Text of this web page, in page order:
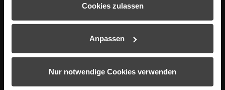
Trigger Symbol ändern oder widerrufen
Informationen über Ihre geografische Lage erfassen,
welche bis auf einige Meter genau sein können
Ihr Gerät durch aktives Scannen nach bestimmten
Cookies zulassen
Anpassen
Nur notwendige Cookies verwenden
HOTEL THERME BAD TEINACH
75385 Bad Teinach
Tel.:+49 7053 29 0